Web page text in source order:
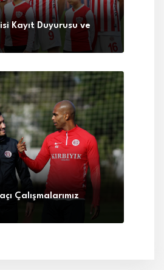
Kayıt Duyurusu ve
Çalışmalarımız